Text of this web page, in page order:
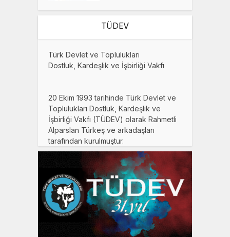
TÜDEV
Türk Devlet ve Toplulukları
Dostluk, Kardeşlik ve İşbirliği Vakfı
20 Ekim 1993 tarihinde Türk Devlet ve
Toplulukları Dostluk, Kardeşlik ve
İşbirliği Vakfı (TÜDEV) olarak Rahmetli
Alparslan Türkeş ve arkadaşları
tarafından kurulmuştur.